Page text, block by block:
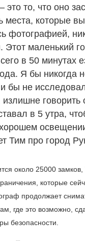
это то, что оно
места, которые
фотографией,
Этот маленький
в 50 минутах
Я бы никогда
бы не
говорить
в 5 утра,
Тим про город
около 25000
которые
продолжает
где это возможно,
безопасности.